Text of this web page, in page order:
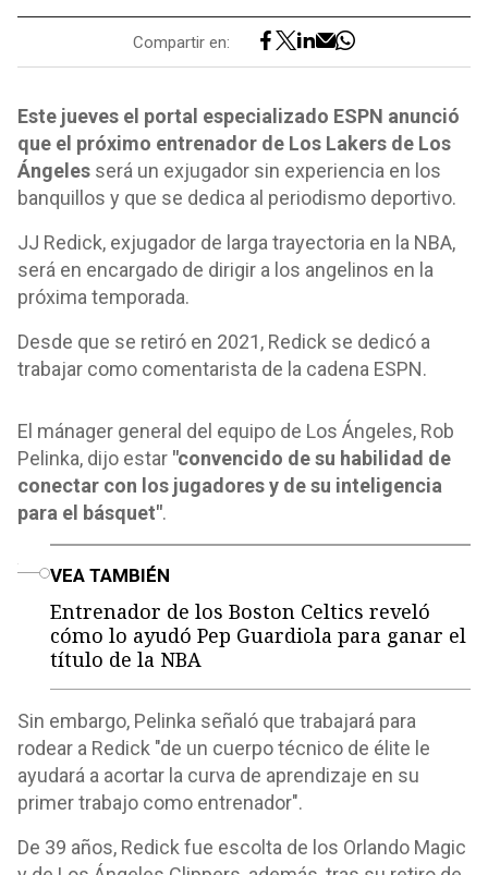
Compartir en:
Este jueves el portal especializado ESPN anunció
que el próximo entrenador de Los Lakers de Los
Ángeles será un exjugador sin experiencia en los
banquillos y que se dedica al periodismo deportivo.
JJ Redick, exjugador de larga trayectoria en la NBA,
será en encargado de dirigir a los angelinos en la
próxima temporada.
Desde que se retiró en 2021, Redick se dedicó a
trabajar como comentarista de la cadena ESPN.
El mánager general del equipo de Los Ángeles, Rob
Pelinka, dijo estar "convencido de su habilidad de
conectar con los jugadores y de su inteligencia
para el básquet".
VEA TAMBIÉN
Entrenador de los Boston Celtics reveló
cómo lo ayudó Pep Guardiola para ganar el
título de la NBA
Sin embargo, Pelinka señaló que trabajará para
rodear a Redick "de un cuerpo técnico de élite le
ayudará a acortar la curva de aprendizaje en su
primer trabajo como entrenador".
De 39 años, Redick fue escolta de los Orlando Magic